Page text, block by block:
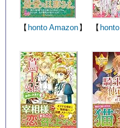
【honto Amazon】 【honto